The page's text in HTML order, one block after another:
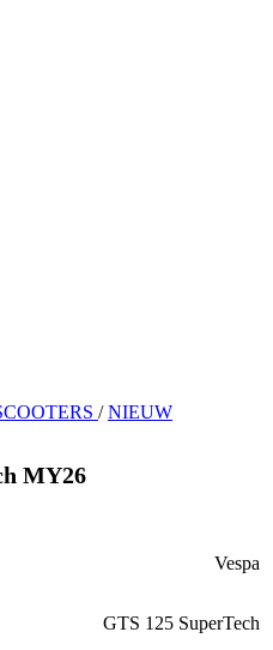
/ NIEUW
MY26
Vespa
GTS 125 SuperTech